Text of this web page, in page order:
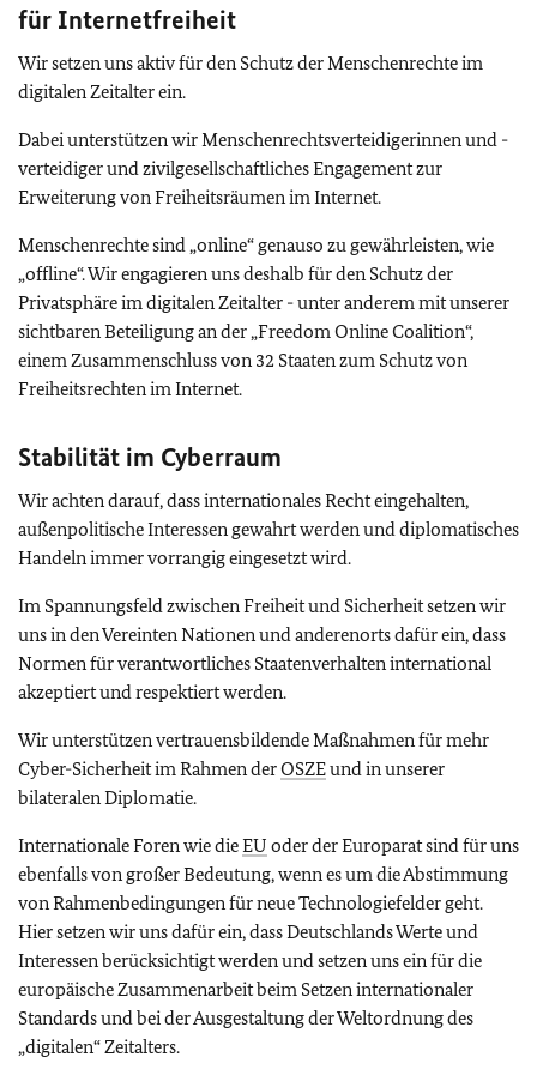
für Internetfreiheit
Wir setzen uns aktiv für den Schutz der Menschenrechte im
digitalen Zeitalter ein.
Dabei unterstützen wir Menschenrechtsverteidigerinnen und -
verteidiger und zivilgesellschaftliches Engagement zur
Erweiterung von Freiheitsräumen im Internet.
Menschenrechte sind „online“ genauso zu gewährleisten, wie
„offline“. Wir engagieren uns deshalb für den Schutz der
Privatsphäre im digitalen Zeitalter - unter anderem mit unserer
sichtbaren Beteiligung an der „Freedom Online Coalition“,
einem Zusammenschluss von 32 Staaten zum Schutz von
Freiheitsrechten im Internet.
Stabilität im Cyberraum
Wir achten darauf, dass internationales Recht eingehalten,
außenpolitische Interessen gewahrt werden und diplomatisches
Handeln immer vorrangig eingesetzt wird.
Im Spannungsfeld zwischen Freiheit und Sicherheit setzen wir
uns in den Vereinten Nationen und anderenorts dafür ein, dass
Normen für verantwortliches Staatenverhalten international
akzeptiert und respektiert werden.
Wir unterstützen vertrauensbildende Maßnahmen für mehr
Cyber-Sicherheit im Rahmen derOSZEund in unserer
bilateralen Diplomatie.
Internationale Foren wie dieEU oder der Europarat sind für uns
ebenfalls von großer Bedeutung, wenn es um die Abstimmung
von Rahmenbedingungen für neue Technologiefelder geht.
Hier setzen wir uns dafür ein, dass Deutschlands Werte und
Interessen berücksichtigt werden und setzen uns ein für die
europäische Zusammenarbeit beim Setzen internationaler
Standards und bei der Ausgestaltung der Weltordnung des
„digitalen“ Zeitalters.